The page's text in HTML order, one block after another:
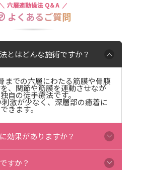
よくあるご質問
六層連動操法 Q＆A
とはどんな施術ですか？
までの六層にわたる筋膜や骨膜
、関節や筋膜を連動させなが
自の徒手療法です。
激が少なく、深層部の癒着に
きます。
効果がありますか？
すか？